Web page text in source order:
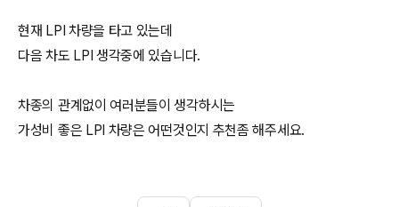
현재 LPI 차량을 타고 있는데
다음 차도 LPI 생각중에 있습니다.
차종의 관계없이 여러분들이 생각하시는
가성비 좋은 LPI 차량은 어떤것인지 추천좀 해주세요.